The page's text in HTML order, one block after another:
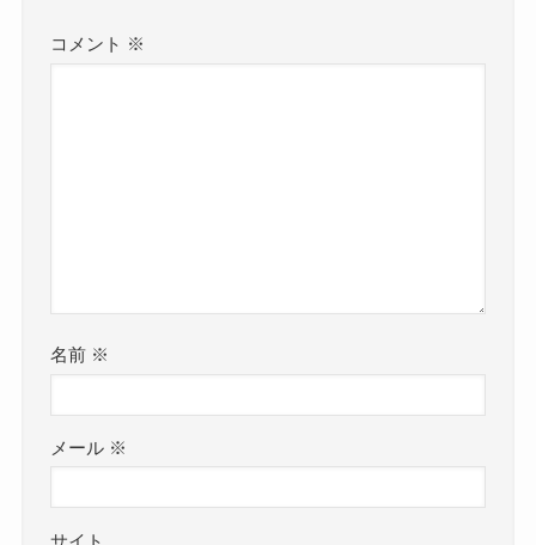
コメント ※
名前 ※
メール ※
サイト